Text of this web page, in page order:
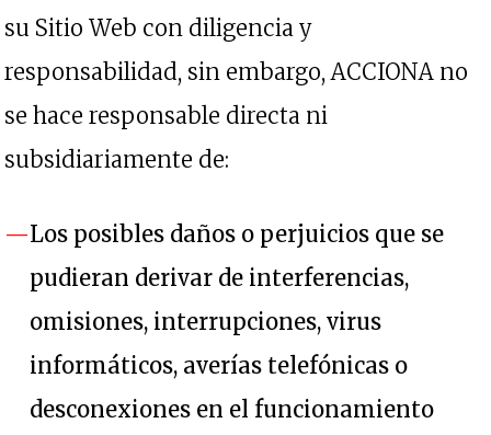
su Sitio Web con diligencia y
responsabilidad, sin embargo, ACCIONA no
se hace responsable directa ni
subsidiariamente de:
Los posibles daños o perjuicios que se
pudieran derivar de interferencias,
omisiones, interrupciones, virus
informáticos, averías telefónicas o
desconexiones en el funcionamiento